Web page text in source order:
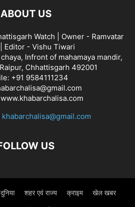
ABOUT US
Watch | Owner - Ramvatar
Editor - Vishu Tiwari
Infront of mahamaya mandir,
Chhattisgarh 492001
+91 9584111234
khabarchalisa@gmail.com
US
शहर एवं राज्य क्राइम खेल खबर